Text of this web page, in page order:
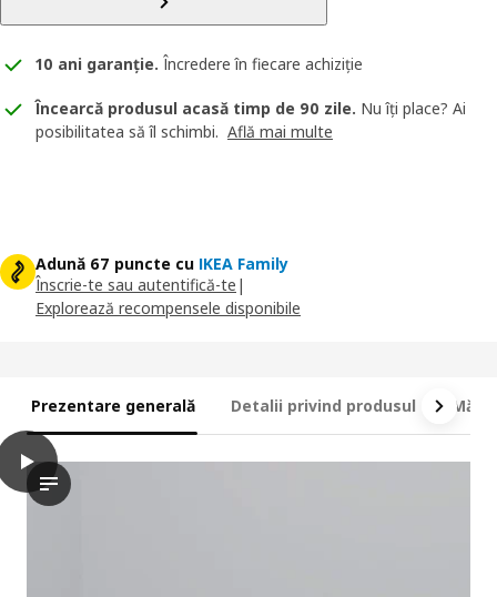
10 ani garanție. Încredere în fiecare achiziție
Încearcă produsul acasă timp de 90 zile. Nu îți place? Ai
posibilitatea să îl schimbi. Află mai multe
Adună 67 puncte cu IKEA Family
Înscrie-te sau autentifică-te |
Explorează recompensele disponibile
Prezentare generală Detalii privind produsul
play
Videoclipul prezintă o demonstrație a saltelei cu arcuri
VALEVÅG Saltea cu arcuri împachetate, fermă/bleu, 180x200 cm